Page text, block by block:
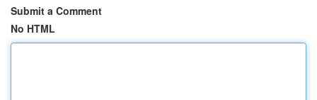
Submit a Comment
No HTML